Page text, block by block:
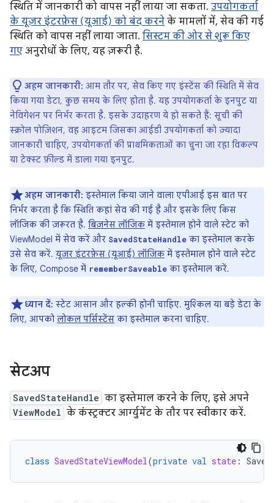
स्थिति में जानकारी को वापस नहीं लाया जा सकता. उपयोगकर्ता
के यूज़र इंटरफ़ेस (यूआई) को बंद करने के मामलों में, सेव की गई
स्थिति को वापस नहीं लाया जाता. सिस्टम की ओर से शुरू किए
गए अनुरोधों के लिए, यह ज़रूरी है.
अहम जानकारी: आम तौर पर, सेव किए गए इंस्टेंस की स्थिति में सेव
किया गया डेटा, कुछ समय के लिए होता है. यह उपयोगकर्ता के इनपुट या
नेविगेशन पर निर्भर करता है. इसके उदाहरण ये हो सकते हैं: सूची की
स्क्रोल पोज़िशन, वह आइटम जिसका आईडी उपयोगकर्ता को ज़्यादा
जानकारी चाहिए, उपयोगकर्ता की प्राथमिकताओं का चुना जा रहा विकल्प
या टेक्स्ट फ़ील्ड में डाला गया इनपुट.
अहम जानकारी: इस्तेमाल किया जाने वाला एपीआई इस बात पर
निर्भर करता है कि स्थिति कहां सेव की गई है और इसके लिए किस
लॉजिक की ज़रूरत है. बिज़नेस लॉजिक में इस्तेमाल होने वाले स्टेट को
ViewModel में सेव करें और SavedStateHandle का इस्तेमाल करके
उसे सेव करें. यूज़र इंटरफ़ेस (यूआई) लॉजिक में इस्तेमाल होने वाले स्टेट
के लिए, Compose में rememberSaveable का इस्तेमाल करें.
ध्यान दें: स्टेट आसान और हल्की होनी चाहिए. मुश्किल या बड़े डेटा के
लिए, आपको लोकल पर्सिस्टेंस का इस्तेमाल करना चाहिए.
सेटअप
SavedStateHandle का इस्तेमाल करने के लिए, इसे अपने
ViewModel के कंस्ट्रक्टर आर्ग्युमेंट के तौर पर स्वीकार करें.
class SavedStateViewModel(private val state :